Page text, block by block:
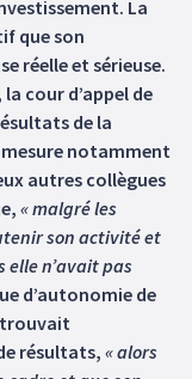
La
que son
réelle et sérieuse.
cour d’appel de
de la
notamment
autres collègues
« malgré les
son activité et
elle n’avait pas
d’autonomie de
trouvait
résultats, « alors